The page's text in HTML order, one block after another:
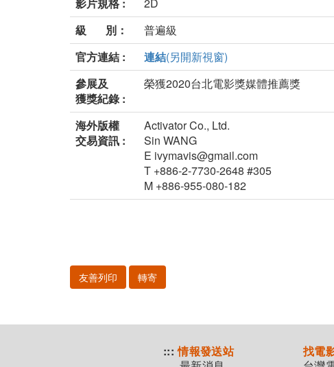
級 別：
普遍級
官方連結 :
連結(另開新視窗)
參展及
獲獎紀錄 :
榮獲2020台北電影獎媒體推薦獎
海外版權
交易資訊 :
Activator Co., Ltd.
Sin WANG
E ivymavis@gmail.com
T +886-2-7730-2648 #305
M +886-955-080-182
友善列印 轉寄
::: 情報發送站
找電